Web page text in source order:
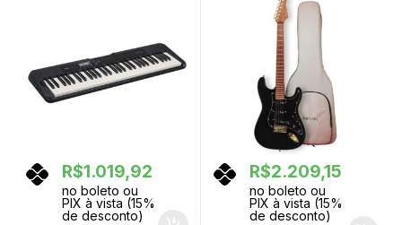
R$1.019,92
no boleto ou
PIX à vista (15%
de desconto)
R$2.209,15
no boleto ou
PIX à vista (15%
de desconto)